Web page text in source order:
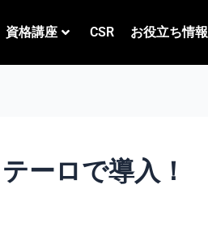
資格講座 CSR お役立ち情報
ーロで導入！